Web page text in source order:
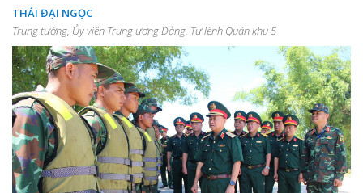
THÁI ĐẠI NGỌC
Trung tướng, Ủy viên Trung ương Đảng, Tư lệnh Quân khu 5